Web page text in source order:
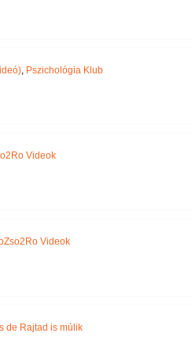
, Pszichológia Klub
Videok
Videok
de Rajtad is múlik